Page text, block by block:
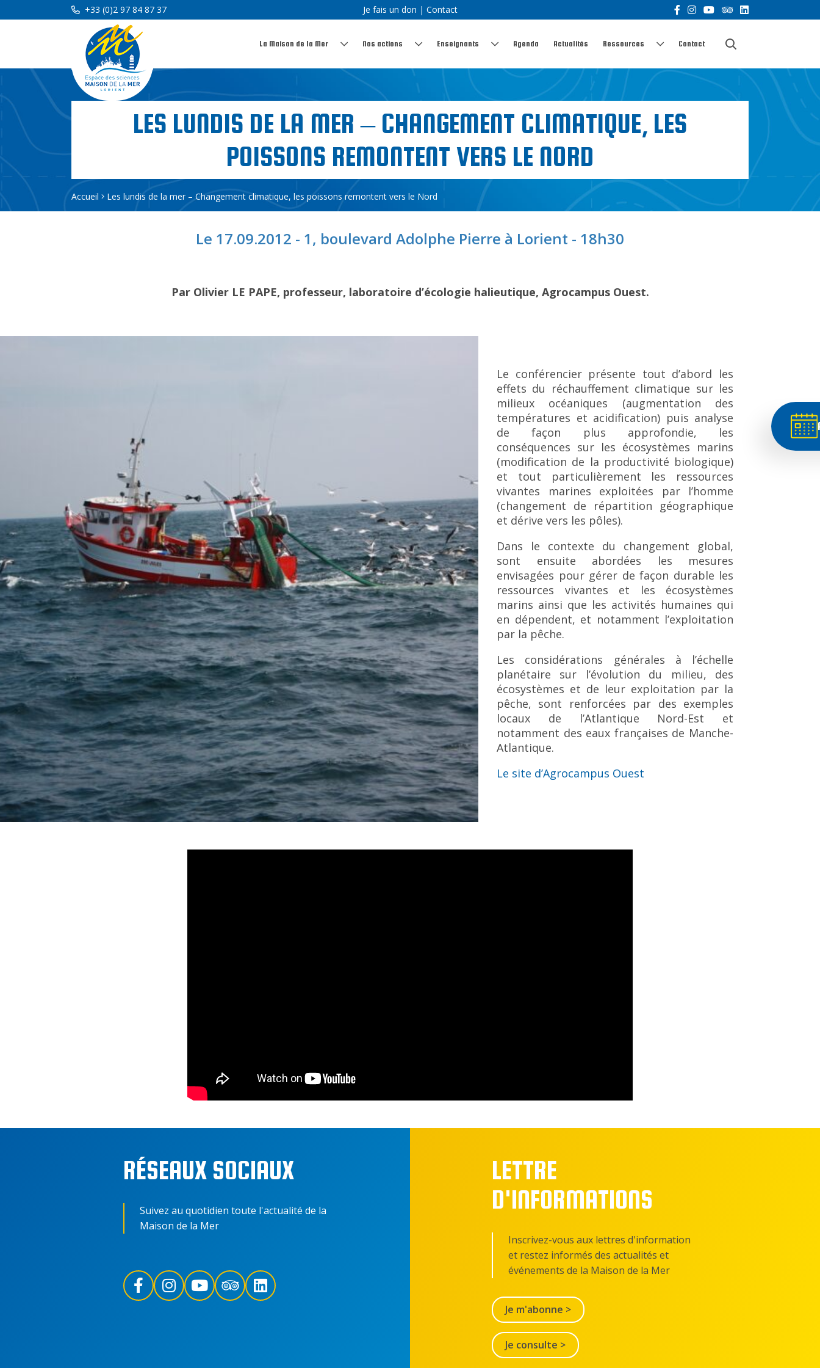
+33 (0)2 97 84 87 37 Je fais un don | Contact
La Maison de la Mer Nos actions Enseignants Agenda Actualités Ressources Contact
LES LUNDIS DE LA MER – CHANGEMENT CLIMATIQUE, LES
POISSONS REMONTENT VERS LE NORD
Accueil Les lundis de la mer – Changement climatique, les poissons remontent vers le Nord
Le 17.09.2012 - 1, boulevard Adolphe Pierre à Lorient - 18h30
Par Olivier LE PAPE, professeur, laboratoire d’écologie halieutique, Agrocampus Ouest.
Le conférencier présente tout d’abord les
effets du réchauffement climatique sur les
milieux océaniques (augmentation des
températures et acidification) puis analyse
de façon plus approfondie, les
conséquences sur les écosystèmes marins
(modification de la productivité biologique)
et tout particulièrement les ressources
vivantes marines exploitées par l’homme
(changement de répartition géographique
et dérive vers les pôles).
Dans le contexte du changement global,
sont ensuite abordées les mesures
envisagées pour gérer de façon durable les
ressources vivantes et les écosystèmes
marins ainsi que les activités humaines qui
en dépendent, et notamment l’exploitation
par la pêche.
Les considérations générales à l’échelle
planétaire sur l’évolution du milieu, des
écosystèmes et de leur exploitation par la
pêche, sont renforcées par des exemples
locaux de l’Atlantique Nord-Est et
notamment des eaux françaises de Manche-
Atlantique.
Le site d’Agrocampus Ouest
RÉSEAUX SOCIAUX
Suivez au quotidien toute l'actualité de la
Maison de la Mer
LETTRE
D'INFORMATIONS
Inscrivez-vous aux lettres d'information
et restez informés des actualités et
événements de la Maison de la Mer
Je m'abonne >
Je consulte >